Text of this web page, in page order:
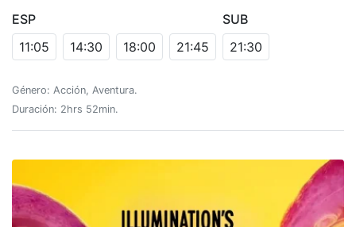
ESP
11:05
14:30 18:00 21:45
SUB
21:30
Género: Acción, Aventura.
Duración: 2hrs 52min.